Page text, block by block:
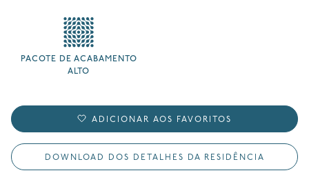
PACOTE DE ACABAMENTO
ALTO
ADICIONAR AOS FAVORITOS
DOWNLOAD DOS DETALHES DA RESIDÊNCIA